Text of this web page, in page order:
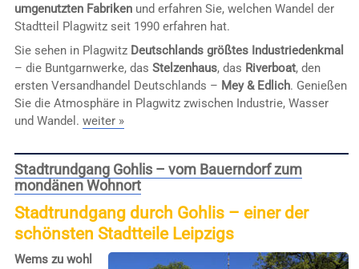
umgenutzten Fabrikenund erfahren Sie, welchen Wandel der
Stadtteil Plagwitz seit 1990 erfahren hat.
Sie sehen in Plagwitz Deutschlands größtes Industriedenkmal
– die Buntgarnwerke, das Stelzenhaus, das Riverboat, den
ersten Versandhandel Deutschlands – Mey & Edlich. Genießen
Sie die Atmosphäre in Plagwitz zwischen Industrie, Wasser
und Wandel. weiter »
Stadtrundgang Gohlis – vom Bauerndorf zum
mondänen Wohnort
Stadtrundgang durch Gohlis – einer der
schönsten Stadtteile Leipzigs
Wems zu wohl